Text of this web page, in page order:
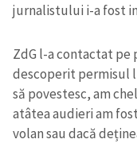
jurnalistului i-a fost
ZdG l-a contactat
descoperit permisul
să povestesc, am
atâtea audieri am
volan sau dacă